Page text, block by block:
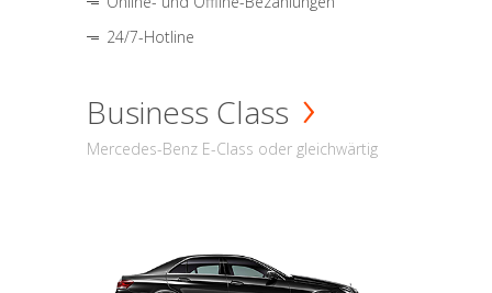
24/7-Hotline
Business Class
Mercedes-Benz E-Class oder gleichwärtig